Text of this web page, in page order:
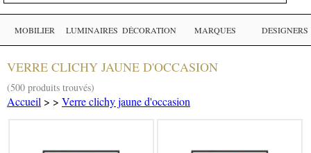
MOBILIER LUMINAIRES DÉCORATION MARQUES DESIGNERS
VERRE CLICHY JAUNE D'OCCASION
(500 produits trouvés)
Accueil > > Verre clichy jaune d'occasion